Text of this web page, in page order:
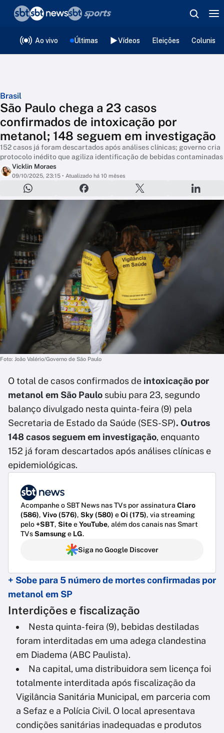
Ao vivo Últimas Vídeos Eleições
Brasil
São Paulo chega a 23 casos
confirmados de intoxicação por
metanol; 148 seguem em investigação
152 casos já foram descartados após análises clínicas; governo cria
protocolo inédito que agiliza identificação de bebidas contaminadas
Vicklin Moraes
09/10/2025, 23:15 • Atualizado há 10 mêses
Foto: João Valério/Governo de São Paulo
O total de casos confirmados de intoxicação por
metanol em São Paulo subiu para 23, segundo
balanço divulgado nesta quinta-feira (9) pela
Secretaria de Estado da Saúde (SES-SP). Outros
148 casos seguem em investigação, enquanto
152 já foram descartados após análises clínicas e
epidemiológicas.
Acompanhe o SBT News nas TVs por assinatura Claro
(586), Vivo (576), Sky (580) eOi (175), via streaming
pelo+SBT, SiteeYouTube, além dos canais nas Smart
TVsSamsunge LG.
Siga no Google Discover
+ Sobe para 5 número de mortes confirmadas por
metanol em SP
Interdições e fiscalização
Nesta quinta-feira (9), bebidas destiladas
foram interditadas em uma adega clandestina
em Diadema (ABC Paulista).
Na capital, uma distribuidora sem licença foi
totalmente interditada após fiscalização da
Vigilância Sanitária Municipal, em parceria com
a Sefaz e a Polícia Civil. O local apresentava
condições sanitárias inadequadas e produtos
❮voltar
Editorias